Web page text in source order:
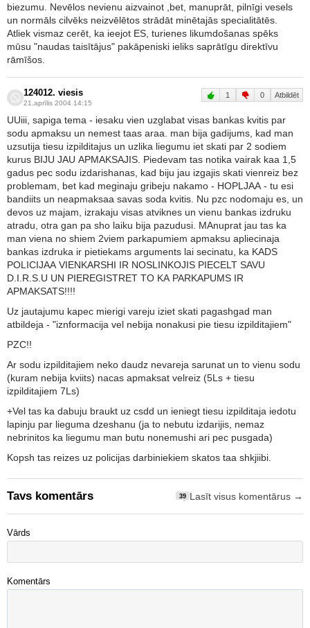
biezumu. Nevēlos nevienu aizvainot ,bet, manuprāt, pilnīgi vesels
un normāls cilvēks neizvēlētos strādāt minētajās specialitātēs.
Atliek vismaz cerēt, ka ieejot ES, turienes likumdošanas spēks
mūsu "naudas taisītājus" pakāpeniski ieliks saprātīgu direktīvu
rāmīšos.
124012. viesis
21.aprīlis 2004 14:15
1 0 Atbildēt
UUiii, sapiga tema - iesaku vien uzglabat visas bankas kvitis par
sodu apmaksu un nemest taas araa. man bija gadijums, kad man
uzsutija tiesu izpilditajus un uzlika liegumu iet skati par 2 sodiem
kurus BIJU JAU APMAKSAJIS. Piedevam tas notika vairak kaa 1,5
gadus pec sodu izdarishanas, kad biju jau izgajis skati vienreiz bez
problemam, bet kad meginaju gribeju nakamo - HOPLJAA - tu esi
bandiits un neapmaksaa savas soda kvitis. Nu pzc nodomaju es, un
devos uz majam, izrakaju visas atviknes un vienu bankas izdruku
atradu, otra gan pa sho laiku bija pazudusi. MAnuprat jau tas ka
man viena no shiem 2viem parkapumiem apmaksu apliecinaja
bankas izdruka ir pietiekams arguments lai secinatu, ka KADS
POLICIJAA VIENKARSHI IR NOSLINKOJIS PIECELT SAVU
D.I.R.S.U UN PIEREGISTRET TO KA PARKAPUMS IR
APMAKSATS!!!!
Uz jautajumu kapec mierigi vareju iziet skati pagashgad man
atbildeja - "iznformacija vel nebija nonakusi pie tiesu izpilditajiem"
PZC!!
Ar sodu izpilditajiem neko daudz nevareja sarunat un to vienu sodu
(kuram nebija kviits) nacas apmaksat velreiz (5Ls + tiesu
izpilditajiem 7Ls)
+Vel tas ka dabuju braukt uz csdd un ieniegt tiesu izpilditaja iedotu
lapinju par lieguma dzeshanu (ja to nebutu izdarijis, nemaz
nebrinitos ka liegumu man butu nonemushi ari pec pusgada)
Kopsh tas reizes uz policijas darbiniekiem skatos taa shkjiibi.
Tavs komentārs 39 Lasīt visus komentārus →
Vārds
Komentārs